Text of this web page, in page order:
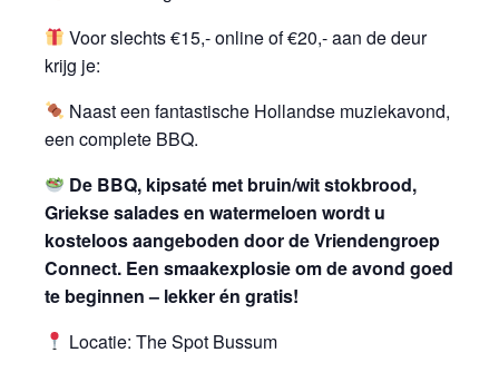
Voor slechts €15,- online of €20,- aan de deur
krijg je:
Naast een fantastische Hollandse muziekavond,
een complete BBQ.
De BBQ, kipsaté met bruin/wit stokbrood,
Griekse salades en watermeloen wordt u
kosteloos aangeboden door de Vriendengroep
Connect. Een smaakexplosie om de avond goed
te beginnen – lekker én gratis!
Locatie: The Spot Bussum